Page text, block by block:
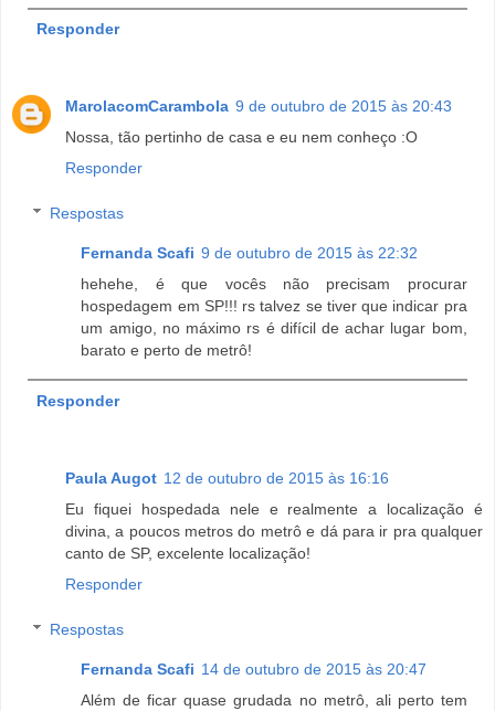
Responder
MarolacomCarambola 9 de outubro de 2015 às 20:43
Nossa, tão pertinho de casa e eu nem conheço :O
Responder
Respostas
Fernanda Scafi 9 de outubro de 2015 às 22:32
hehehe, é que vocês não precisam procurar
hospedagem em SP!!! rs talvez se tiver que indicar pra
um amigo, no máximo rs é difícil de achar lugar bom,
barato e perto de metrô!
Responder
Paula Augot 12 de outubro de 2015 às 16:16
Eu fiquei hospedada nele e realmente a localização é
divina, a poucos metros do metrô e dá para ir pra qualquer
canto de SP, excelente localização!
Responder
Respostas
Fernanda Scafi 14 de outubro de 2015 às 20:47
Além de ficar quase grudada no metrô, ali perto tem